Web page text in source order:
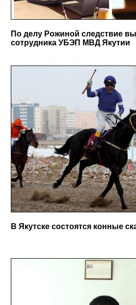
По делу Рожиной следствие
сотрудника УБЭП МВД Якутии
В Якутске состоятся конные